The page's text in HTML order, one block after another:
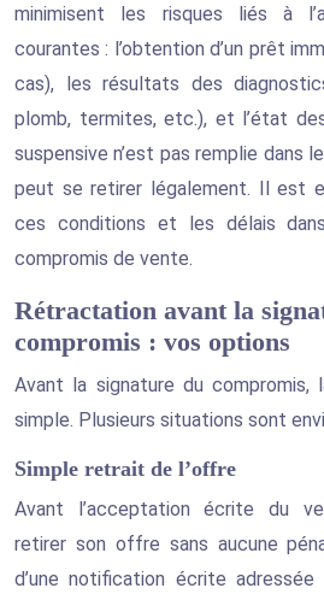
minimisent les risques liés à
courantes : l’obtention d’un prêt
cas), les résultats des
plomb, termites, etc.), et l’état
suspensive n’est pas remplie dans
peut se retirer légalement. Il est
ces conditions et les délais
compromis de vente.
Rétractation avant la
compromis : vos options
Avant la signature du
simple. Plusieurs situations sont
Simple retrait de l’offre
Avant l’acceptation écrite du
retirer son offre sans aucune
d’une notification écrite